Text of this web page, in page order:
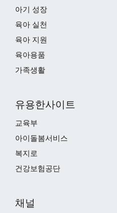
아기 성장
육아 실천
육아 지원
육아용품
가족생활
유용한사이트
교육부
아이돌봄서비스
복지로
건강보험공단
채널